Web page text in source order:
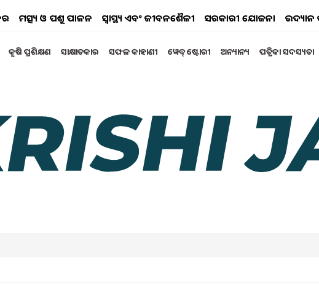
ମତ୍ସ୍ୟ ଓ ପଶୁ ପାଳନ ସ୍ୱାସ୍ଥ୍ୟ ଏବଂ ଜୀବନଶୈଳୀ ସରକାରୀ ଯୋଜନା ଉଦ୍ୟାନ
କୃଷି ପ୍ରଶିକ୍ଷଣ ସାକ୍ଷାତକାର ସଫଳ କାହାଣୀ ୱେବ୍ ଷ୍ଟୋରୀ ଅନ୍ୟାନ୍ୟ ପତ୍ରିକା ସଦସ୍ୟତା
ମସଲା ଚାଷୀଙ୍କୁ ଧନୀ କରିଥାଏ!
ଏକର ପ୍ରତି ବାର୍ଷିକ ୨ ରୁ ୨.୫ ଲକ୍ଷ ଟଙ୍କା ରୋଜଗାର କରିପାରିବେ। ଲବଙ୍ଗ
ଚାହିଦା ସବୁବେଳେ ରହିଥାଏ। ଏହାର ତିକ୍ତ ସ୍ୱାଦ ହେତୁ, ଏହାକୁ
ମଧ୍ୟ ବ୍ୟବହୃତ ହୁଏ।